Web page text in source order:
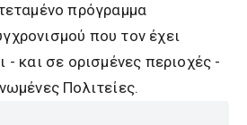
πρόγραμμα
που τον έχει
- και σε ορισμένες περιοχές -
Πολιτείες.